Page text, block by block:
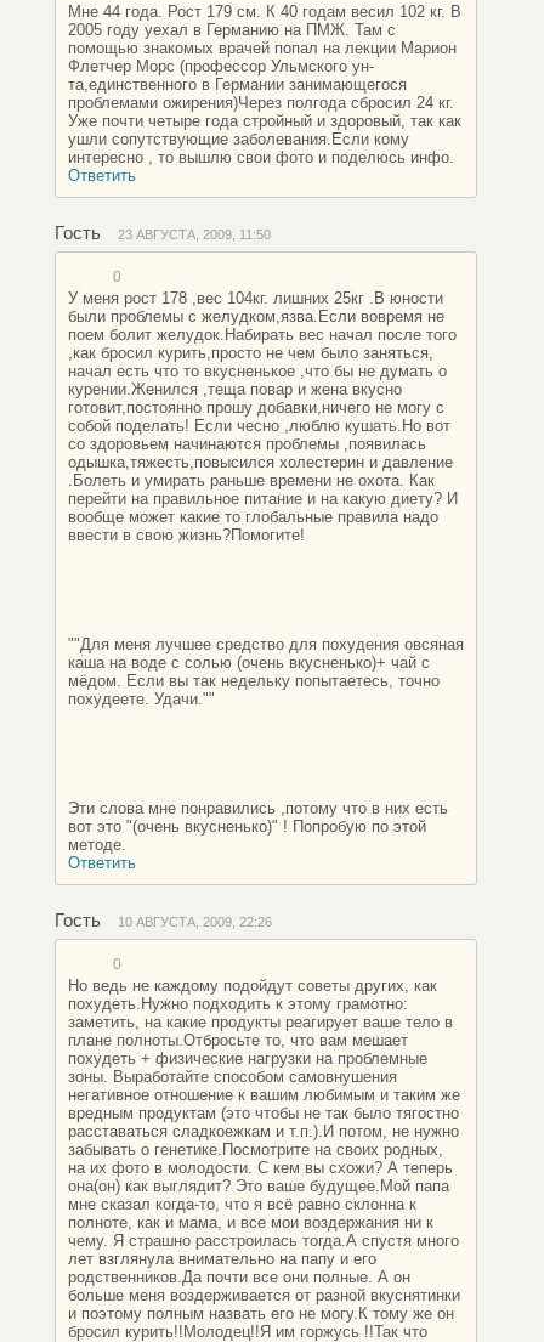
Мне 44 года. Рост 179 см. К 40 годам весил 102 кг. В
2005 году уехал в Германию на ПМЖ. Там с
помощью знакомых врачей попал на лекции Марион
Флетчер Морс (профессор Ульмского ун-
та,единственного в Германии занимающегося
проблемами ожирения)Через полгода сбросил 24 кг.
Уже почти четыре года стройный и здоровый, так как
ушли сопутствующие заболевания.Если кому
интересно , то вышлю свои фото и поделюсь инфо.
Ответить
Гость 23 АВГУСТА, 2009, 11:50
0
У меня рост 178 ,вес 104кг. лишних 25кг .В юности
были проблемы с желудком,язва.Если вовремя не
поем болит желудок.Набирать вес начал после того
,как бросил курить,просто не чем было заняться,
начал есть что то вкусненькое ,что бы не думать о
курении.Женился ,теща повар и жена вкусно
готовит,постоянно прошу добавки,ничего не могу с
собой поделать! Если чесно ,люблю кушать.Но вот
со здоровьем начинаются проблемы ,появилась
одышка,тяжесть,повысился холестерин и давление
.Болеть и умирать раньше времени не охота. Как
перейти на правильное питание и на какую диету? И
вообще может какие то глобальные правила надо
ввести в свою жизнь?Помогите!
""Для меня лучшее средство для похудения овсяная
каша на воде с солью (очень вкусненько)+ чай с
мёдом. Если вы так недельку попытаетесь, точно
похудеете. Удачи.""
Эти слова мне понравились ,потому что в них есть
вот это "(очень вкусненько)" ! Попробую по этой
методе.
Ответить
Гость 10 АВГУСТА, 2009, 22:26
0
Но ведь не каждому подойдут советы других, как
похудеть.Нужно подходить к этому грамотно:
заметить, на какие продукты реагирует ваше тело в
плане полноты.Отбросьте то, что вам мешает
похудеть + физические нагрузки на проблемные
зоны. Выработайте способом самовнушения
негативное отношение к вашим любимым и таким же
вредным продуктам (это чтобы не так было тягостно
расставаться сладкоежкам и т.п.).И потом, не нужно
забывать о генетике.Посмотрите на своих родных,
на их фото в молодости. С кем вы схожи? А теперь
она(он) как выглядит? Это ваше будущее.Мой папа
мне сказал когда-то, что я всё равно склонна к
полноте, как и мама, и все мои воздержания ни к
чему. Я страшно расстроилась тогда.А спустя много
лет взглянула внимательно на папу и его
родственников.Да почти все они полные. А он
больше меня воздерживается от разной вкуснятинки
и поэтому полным назвать его не могу.К тому же он
бросил курить!!Молодец!!Я им горжусь !!Так что